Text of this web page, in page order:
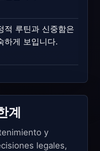
적 루틴과 신중함은
하게 보입니다.
계
y
legales,